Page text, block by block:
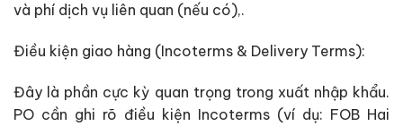
và phí dịch vụ liên quan (nếu có),.
Điều kiện giao hàng (Incoterms & Delivery Terms):
Đây là phần cực kỳ quan trọng trong xuất nhập khẩu.
PO cần ghi rõ điều kiện Incoterms (ví dụ: FOB Hai